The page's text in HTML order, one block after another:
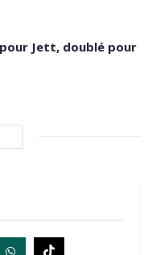
Jett, doublé pour